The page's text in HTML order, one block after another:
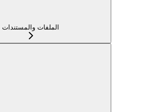
الملفات والمستندات